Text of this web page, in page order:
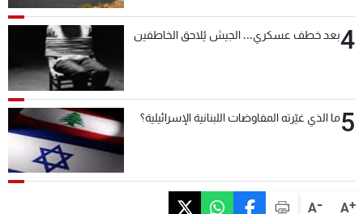
A+
A-
4بعد خطف عسكري... الجيش يُلاحق الخاطفين
5ما الذي غيّرته المفاوضات اللبنانية الإسرائيلية؟